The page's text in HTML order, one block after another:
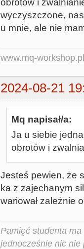
obrotów i
wyczyszczone,
u mnie, ale nie
www.mq-workshop.pl
2024-08-21
Mq napisał/a:
Ja u siebie
obrotów i
Jesteś pewien, że
ka z zajechanym
wariował zależnie
Pamięć studenta
jednocześnie nic nie